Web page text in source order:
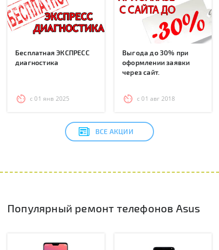
Бесплатная ЭКСПРЕСС
диагностика
с 01 янв 2025
Выгода до 30% при
оформлении заявки
через сайт.
с 01 авг 2018
ВСЕ АКЦИИ
Популярный ремонт телефонов Asus